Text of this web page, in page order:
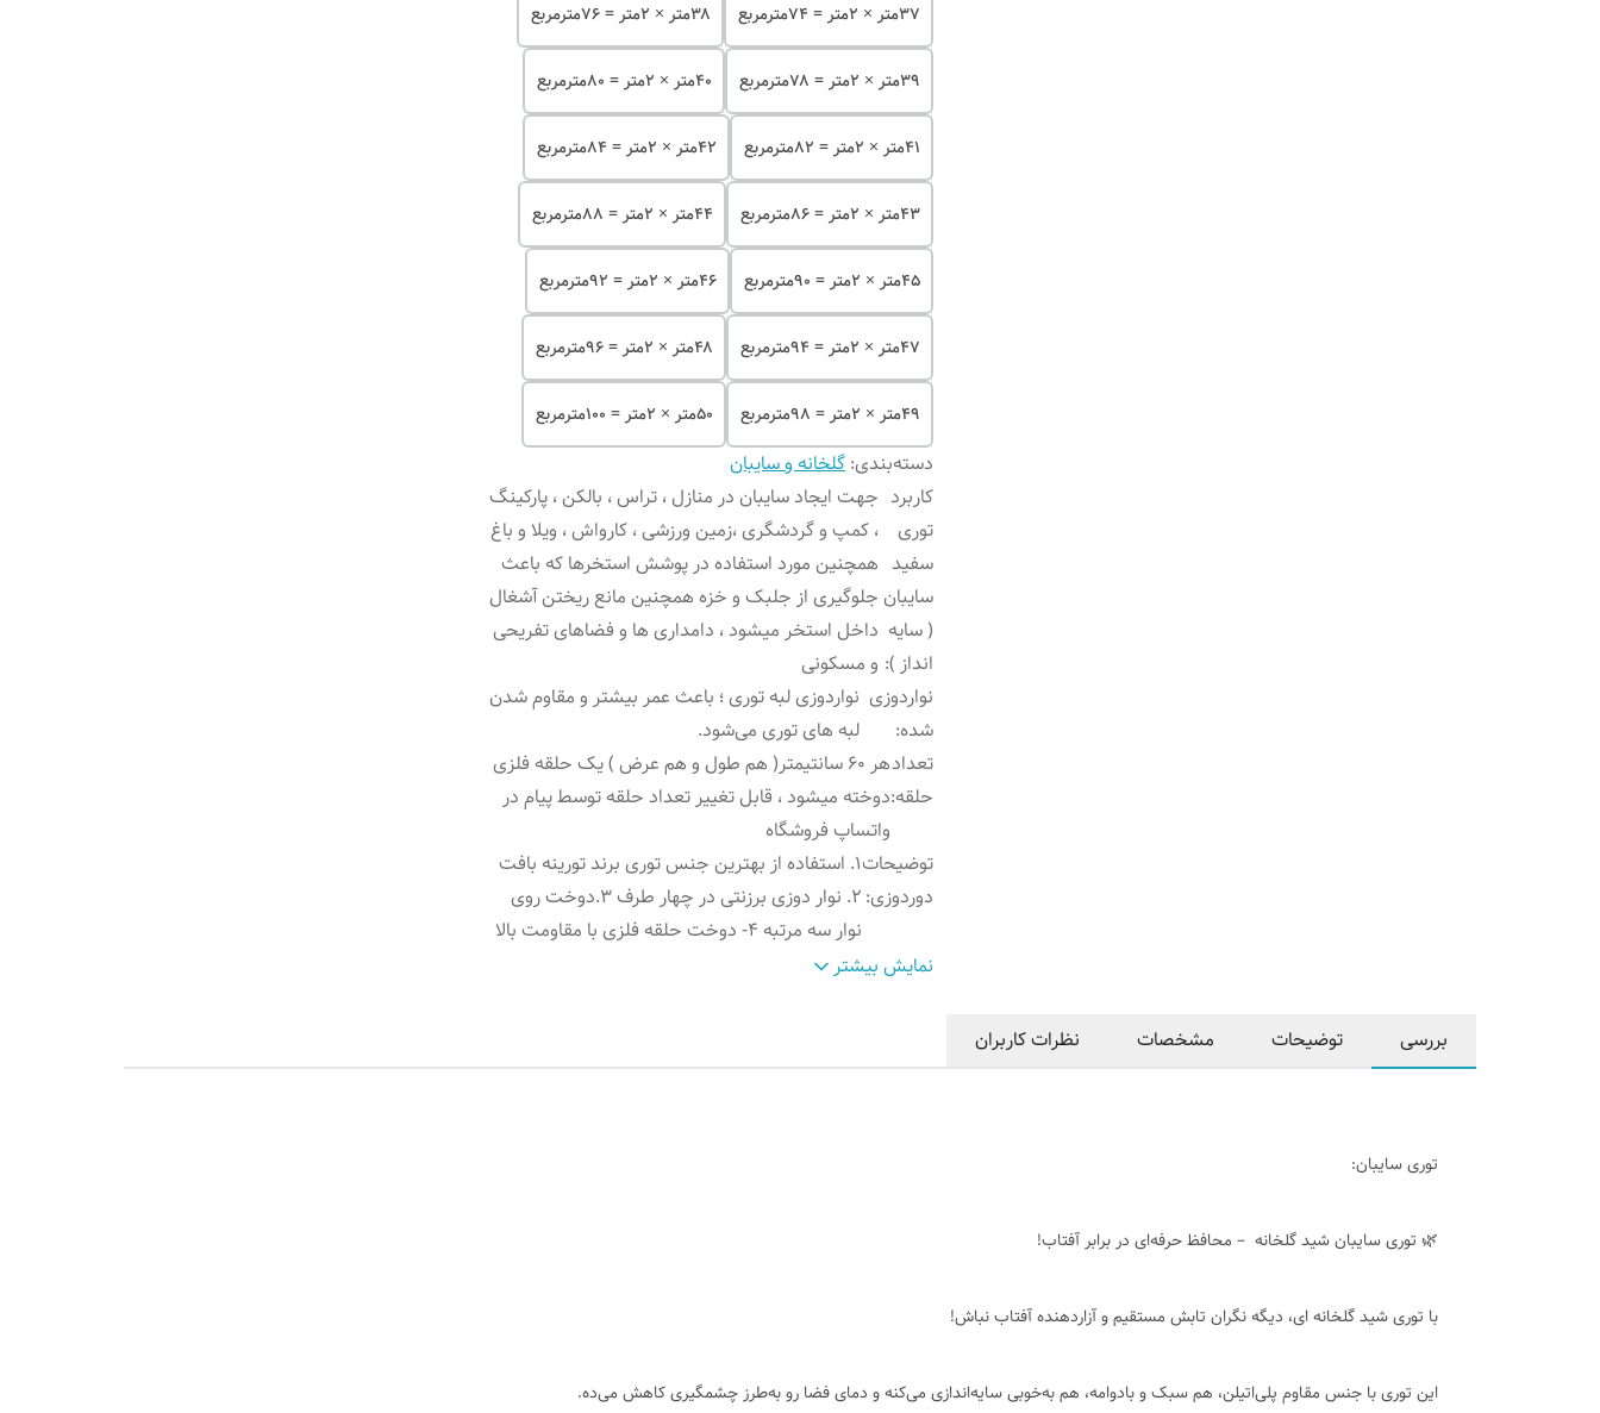
۳۷متر × ۲متر = ۷۴مترمربع ۳۸متر × ۲متر = ۷۶مترمربع
۳۹متر × ۲متر = ۷۸مترمربع ۴۰متر × ۲متر = ۸۰مترمربع
۴۱متر × ۲متر = ۸۲مترمربع ۴۲متر × ۲متر = ۸۴مترمربع
۴۳متر × ۲متر = ۸۶مترمربع ۴۴متر × ۲متر = ۸۸مترمربع
۴۵متر × ۲متر = ۹۰مترمربع ۴۶متر × ۲متر = ۹۲مترمربع
۴۷متر × ۲متر = ۹۴مترمربع ۴۸متر × ۲متر = ۹۶مترمربع
۴۹متر × ۲متر = ۹۸مترمربع ۵۰متر × ۲متر = ۱۰۰مترمربع
دسته‌بندی:گلخانه و سایبان
کاربرد
توری
سفید
سایبان
( سایه
انداز ):
جهت ایجاد سایبان در منازل ، تراس ، بالکن ، پارکینگ
، کمپ و گردشگری ،زمین ورزشی ، کارواش ، ویلا و باغ
همچنین مورد استفاده در پوشش استخرها که باعث
جلوگیری از جلبک و خزه همچنین مانع ریختن آشغال
داخل استخر میشود ، دامداری ها و فضاهای تفریحی
و مسکونی
نواردوزی
شده:
نواردوزی لبه توری ؛ باعث عمر بیشتر و مقاوم شدن
لبه های توری می‌شود.
تعداد
حلقه:
هر ۶۰ سانتیمتر( هم طول و هم عرض ) یک حلقه فلزی
دوخته میشود ، قابل تغییر تعداد حلقه توسط پیام در
واتساپ فروشگاه
توضیحات
دوردوزی:
1. استفاده از بهترین جنس توری برند تورینه بافت
۲. نوار دوزی برزنتی در چهار طرف ۳.دوخت روی
نوار سه مرتبه ۴- دوخت حلقه فلزی با مقاومت بالا
ویژگی رنگ سفید ، جنس پلی اتیلن ، ضدآفتاب
نمایش بیشتر
بررسی توضیحات مشخصات نظرات کاربران
توری سایبان:
🌿 توری سایبان شید گلخانه – محافظ حرفه‌ای در برابر آفتاب!
با توری شید گلخانه ای، دیگه نگران تابش مستقیم و آزاردهنده آفتاب نباش!
این توری با جنس مقاوم پلی‌اتیلن، هم سبک و بادوامه، هم به‌خوبی سایه‌اندازی می‌کنه و دمای فضا رو به‌طرز چشمگیری کاهش می‌ده.